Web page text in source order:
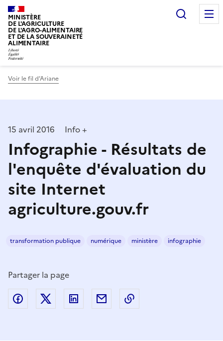
MINISTÈRE
DE L'AGRICULTURE
DE L'AGRO-ALIMENTAIRE
ET DE LA SOUVERAINETÉ
ALIMENTAIRE
Voir le fil d’Ariane
15 avril 2016 Info +
Infographie - Résultats de
l'enquête d'évaluation du
site Internet
agriculture.gouv.fr
transformation publique numérique ministère infographie
Partager la page
Partager sur Facebook
Partager sur Twitter
Partager sur LinkedIn
Partager par email